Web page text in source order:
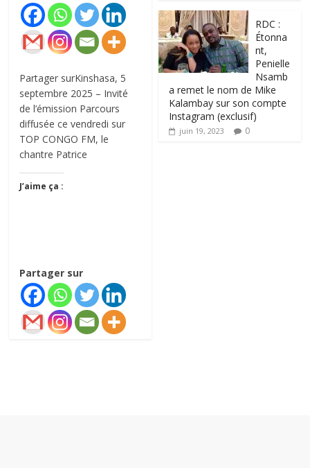
Partager surKinshasa, 5
septembre 2025 – Invité
de l’émission Parcours
diffusée ce vendredi sur
TOP CONGO FM, le
chantre Patrice
J’aime ça :
Partager sur
RDC :
Étonna
nt,
Penielle
Nsamb
a remet le nom de Mike
Kalambay sur son compte
Instagram (exclusif)
juin 19, 2023 0